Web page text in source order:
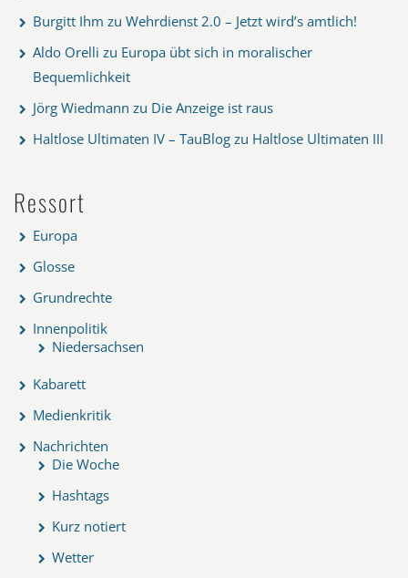
Burgitt Ihm zu Wehrdienst 2.0 – Jetzt wird’s amtlich!
Aldo Orelli zu Europa übt sich in moralischer
Bequemlichkeit
Jörg Wiedmann zu Die Anzeige ist raus
Haltlose Ultimaten IV – TauBlog zu Haltlose Ultimaten III
Ressort
Europa
Glosse
Grundrechte
Innenpolitik
Niedersachsen
Kabarett
Medienkritik
Nachrichten
Die Woche
Hashtags
Kurz notiert
Wetter